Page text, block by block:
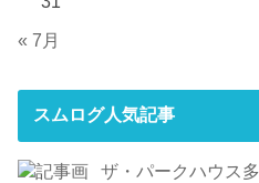
« 7月
スムログ人気記事
ザ・パークハウス